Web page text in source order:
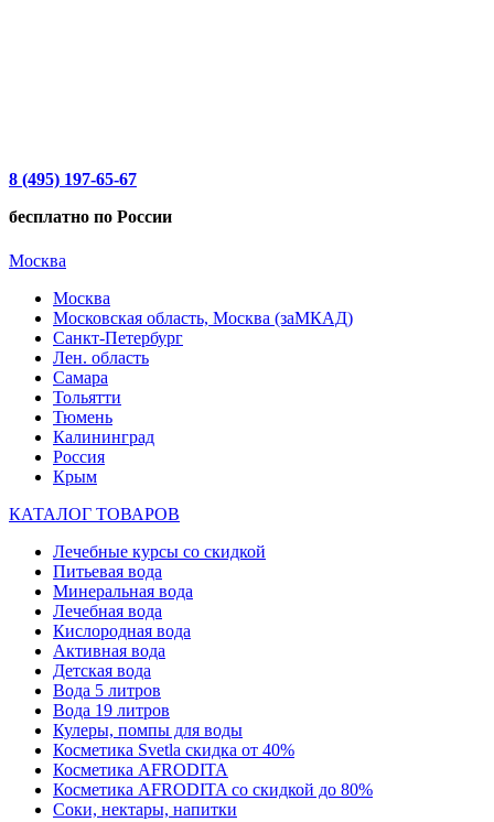
8 (495) 197-65-67
бесплатно по России
Москва
Москва
Московская область, Москва (заМКАД)
Санкт-Петербург
Лен. область
Самара
Тольятти
Тюмень
Калининград
Россия
Крым
КАТАЛОГ ТОВАРОВ
Лечебные курсы со скидкой
Питьевая вода
Минеральная вода
Лечебная вода
Кислородная вода
Активная вода
Детская вода
Вода 5 литров
Вода 19 литров
Кулеры, помпы для воды
Косметика Svetla скидка от 40%
Косметика AFRODITA
Косметика AFRODITA со скидкой до 80%
Соки, нектары, напитки